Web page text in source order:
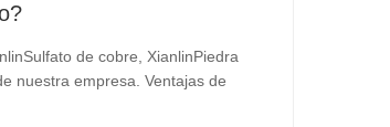
de cobre, XianlinPiedra
nuestra empresa. Ventajas de